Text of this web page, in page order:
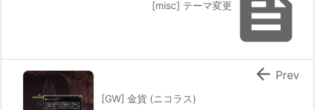

[misc] テーマ変更
[GW] 金貨 (ニコラス)
 Prev